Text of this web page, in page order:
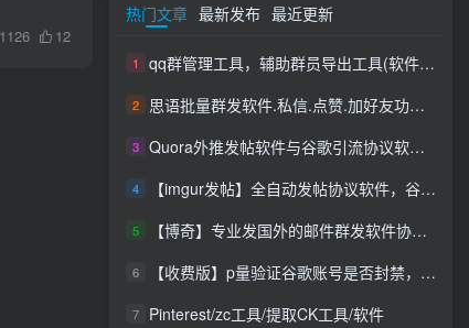
1126 12
热门文章 最新发布 最近更新
1 qq群管理工具，辅助群员导出工具(软件批量导出好帮手：QQ群成员一键提取，QQ群员提取
2 思语批量群发软件.私信.点赞.加好友功能+查询手机是否已注册账号
3 Quora外推发帖软件与谷歌引流协议软件，推广_营销软件
4 【imgur发帖】全自动发帖协议软件，谷歌搜索引流推广软件
5 【博奇】专业发国外的邮件群发软件协议，邮件群发软件协议|支持网址|发送速度快|效果好|你不限制内容和行业
6 【收费版】p量验证谷歌账号是否封禁，支持账号，无须密码即可查询封禁【谷歌账号检测查询是否封禁】【会员免费使用】
7 Pinterest/zc工具/提取CK工具/软件